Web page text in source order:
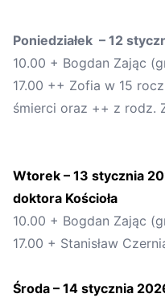
Poniedziałek – 12
10.00 + Bogdan Zając
17.00 ++ Zofia w 15
śmierci oraz ++ z rodz.
Wtorek – 13 stycznia
doktora Kościoła
10.00 + Bogdan Zając
17.00 + Stanisław
Środa – 14 stycznia 202